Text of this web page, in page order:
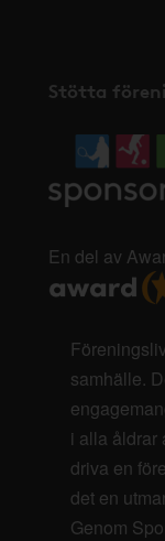
Stötta
En del av
samhälle.
i alla åldrar
driva en
det en
Genom